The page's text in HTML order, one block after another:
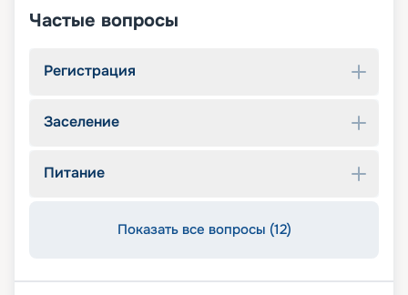
Частые вопросы
Регистрация
Заселение
Питание
Показать все вопросы (12)